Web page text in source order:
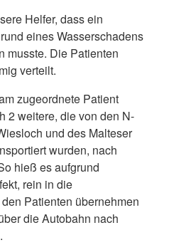
Helfer, dass ein
eines Wasserschadens
musste. Die Patienten
verteilt.
zugeordnete Patient
2 weitere, die von den N-
und des Malteser
wurden, nach
hieß es aufgrund
rein in die
Patienten übernehmen
die Autobahn nach